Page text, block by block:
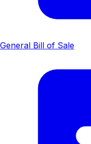
General Bill of Sale